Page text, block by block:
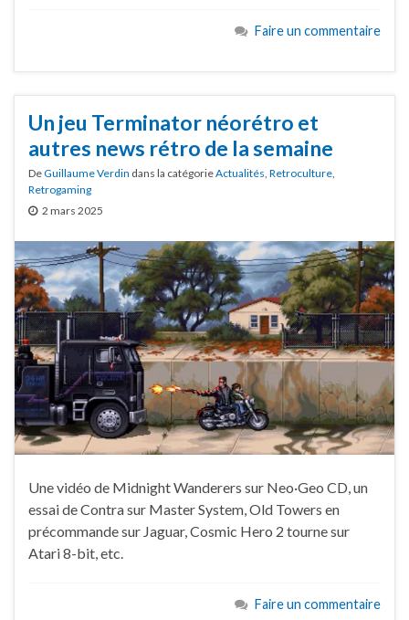
Faire un commentaire
Un jeu Terminator néorétro et
autres news rétro de la semaine
DeGuillaume Verdin dans la catégorieActualités, Retroculture,
Retrogaming
2 mars 2025
Une vidéo de Midnight Wanderers sur Neo·Geo CD, un
essai de Contra sur Master System, Old Towers en
précommande sur Jaguar, Cosmic Hero 2 tourne sur
Atari 8-bit, etc.
Faire un commentaire